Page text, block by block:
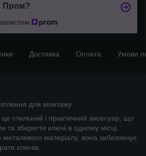
Пром?
Доставка Оплата Умови
для монтажу
стильний і практичний аксесуар, що
та зберегти ключі в одному місці.
металевого матеріалу, вона забезпечує
ключів.